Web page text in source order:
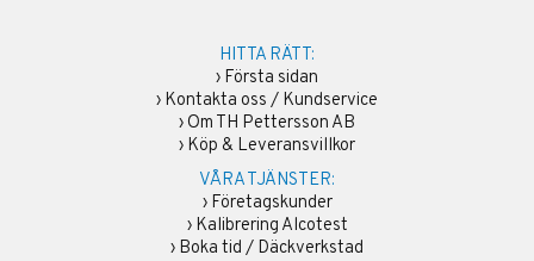
HITTA RÄTT:
› Första sidan
› Kontakta oss / Kundservice
› Om TH Pettersson AB
› Köp & Leveransvillkor
VÅRA TJÄNSTER:
› Företagskunder
› Kalibrering Alcotest
› Boka tid / Däckverkstad